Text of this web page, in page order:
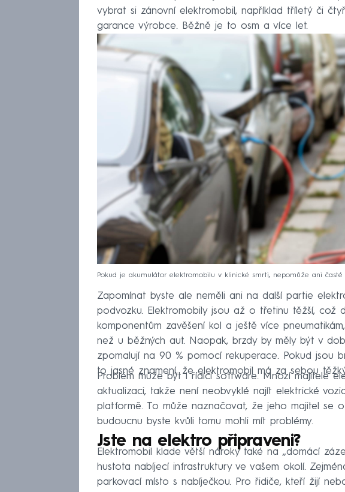
vybrat si zánovní elektromobil, například tříletý či
garance výrobce. Běžně je to osm a více let.
Pokud je akumulátor elektromobilu v klinické smrti, nepomůže ani časté
Zapomínat byste ale neměli ani na další partie
podvozku. Elektromobily jsou až o třetinu těžší, což
komponentům zavěšení kol a ještě více
než u běžných aut. Naopak, brzdy by měly být v
zpomalují na 90 % pomocí rekuperace. Pokud jsou
to jasné znamení, že elektromobil má za sebou
Problém může být i řídící software. Mnozí majitelé
aktualizaci, takže není neobvyklé najít elektrické
platformě. To může naznačovat, že jeho majitel se
budoucnu byste kvůli tomu mohli mít problémy.
Jste na elektro připraveni?
Elektromobil klade větší nároky také na „domácí
hustota nabíjecí infrastruktury ve vašem okolí.
parkovací místo s nabíječkou. Pro řidiče, kteří žijí